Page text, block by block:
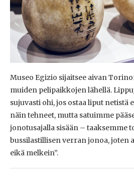
Museo Egizio sijaitsee aivan
muiden pelipaikkojen lähellä.
sujuvasti ohi, jos ostaa liput netistä
näin tehneet, mutta satuimme
jonotusajalla sisään – taaksemme
bussilastillisen verran jonoa, joten
eikä melkein”.